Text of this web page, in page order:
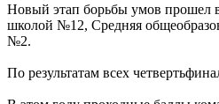
Новый этап борьбы умов прошел
школой №12, Средняя
№2.
По результатам всех